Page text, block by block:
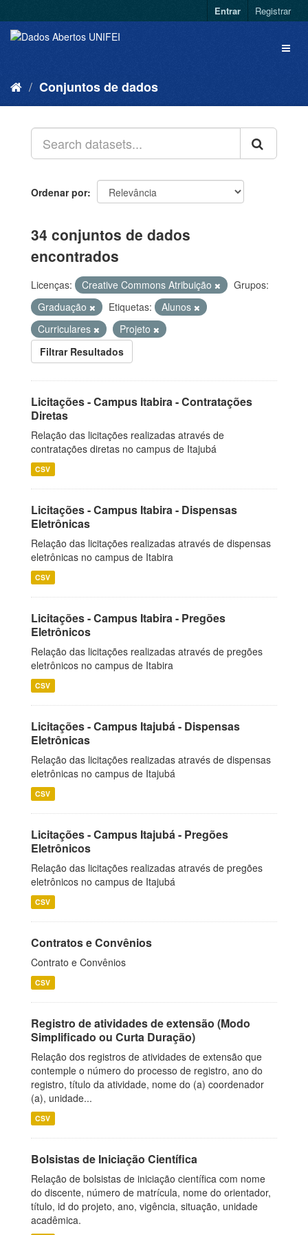
Entrar Registrar
Conjuntos de dados
Ordenar por
34 conjuntos de dados
encontrados
Licenças: Creative Commons Atribuição
Grupos:
Graduação
Etiquetas:
Alunos
Curriculares
Projeto
Filtrar Resultados
Licitações - Campus Itabira - Contratações
Diretas
Relação das licitações realizadas através de
contratações diretas no campus de Itajubá
CSV
Licitações - Campus Itabira - Dispensas
Eletrônicas
Relação das licitações realizadas através de dispensas
eletrônicas no campus de Itabira
CSV
Licitações - Campus Itabira - Pregões
Eletrônicos
Relação das licitações realizadas através de pregões
eletrônicos no campus de Itabira
CSV
Licitações - Campus Itajubá - Dispensas
Eletrônicas
Relação das licitações realizadas através de dispensas
eletrônicas no campus de Itajubá
CSV
Licitações - Campus Itajubá - Pregões
Eletrônicos
Relação das licitações realizadas através de pregões
eletrônicos no campus de Itajubá
CSV
Contratos e Convênios
Contrato e Convênios
CSV
Registro de atividades de extensão (Modo
Simplificado ou Curta Duração)
Relação dos registros de atividades de extensão que
contemple o número do processo de registro, ano do
registro, título da atividade, nome do (a) coordenador
(a), unidade...
CSV
Bolsistas de Iniciação Científica
Relação de bolsistas de iniciação científica com nome
do discente, número de matrícula, nome do orientador,
título, id do projeto, ano, vigência, situação, unidade
acadêmica.